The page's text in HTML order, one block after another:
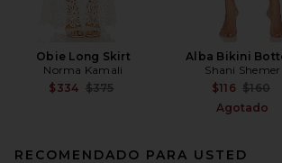
Obie Long Skirt
Norma Kamali
$334 Previous price:
$375
Alba Bikini
Shani Shemer
$116 $160
Agotado
RECOMENDADO PARA USTED